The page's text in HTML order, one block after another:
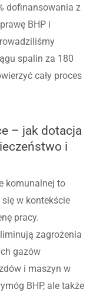
dofinansowania z
BHP i
spalin za 180
cały proces
– jak dotacja
i
komunalnej to
w kontekście
pracy.
zagrożenia
gazów
i maszyn w
BHP, ale także